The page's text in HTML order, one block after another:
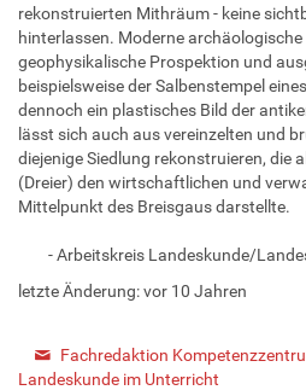
rekonstruierten Mithräum - keine
hinterlassen. Moderne
geophysikalische Prospektion und
beispielsweise der Salbenstempel
dennoch ein plastisches Bild der
lässt sich auch aus vereinzelten und
diejenige Siedlung rekonstruieren, die
(Dreier) den wirtschaftlichen und
Mittelpunkt des Breisgaus darstellte.
- Arbeitskreis Landeskunde/
letzte Änderung:vor 10 Jahren
Fachredaktion
Landeskunde im Unterricht